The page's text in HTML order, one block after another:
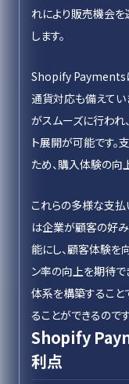
れにより販売機会を
します。
Shopify Payments
通貨対応も備えてい
がスムーズに行われ
ト展開が可能です
ため、購入体験の向
これらの多様な支
は企業が顧客の好
能にし、顧客体験を
ン率の向上を期待で
体系を構築すること
ることができるのです
Shopify
利点